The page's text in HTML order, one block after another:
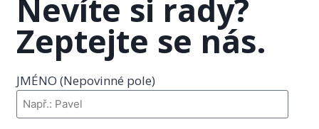
Nevíte si rady?
Zeptejte se nás.
JMÉNO (Nepovinné pole)